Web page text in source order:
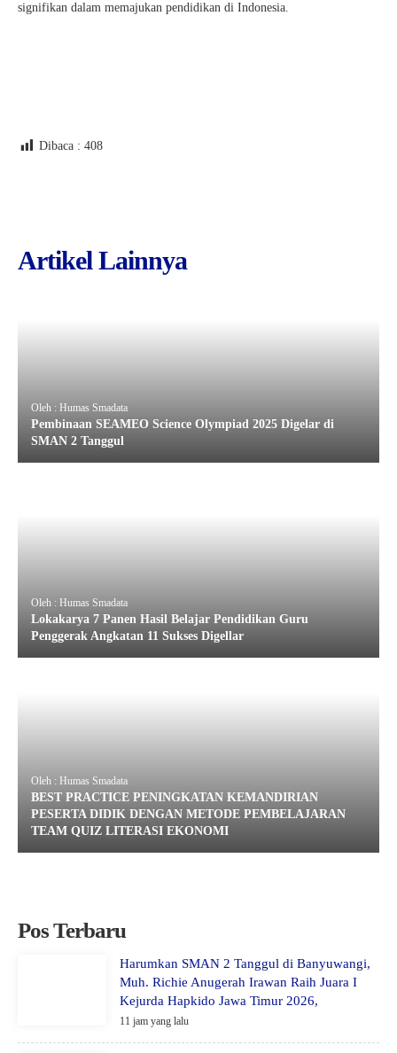
signifikan dalam memajukan pendidikan di Indonesia.
Dibaca : 408
Artikel Lainnya
Oleh : Humas Smadata
Pembinaan SEAMEO Science Olympiad 2025 Digelar di
SMAN 2 Tanggul
Oleh : Humas Smadata
Lokakarya 7 Panen Hasil Belajar Pendidikan Guru
Penggerak Angkatan 11 Sukses Digellar
Oleh : Humas Smadata
BEST PRACTICE PENINGKATAN KEMANDIRIAN
PESERTA DIDIK DENGAN METODE PEMBELAJARAN
TEAM QUIZ LITERASI EKONOMI
Pos Terbaru
Harumkan SMAN 2 Tanggul di Banyuwangi,
Muh. Richie Anugerah Irawan Raih Juara I
Kejurda Hapkido Jawa Timur 2026,
11 jam yang lalu